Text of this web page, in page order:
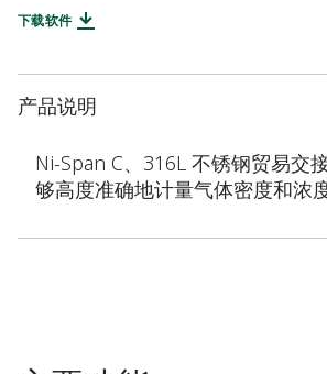
下载软件
产品说明
Ni-Span C、316L 不锈钢贸易交
够高度准确地计量气体密度和浓度